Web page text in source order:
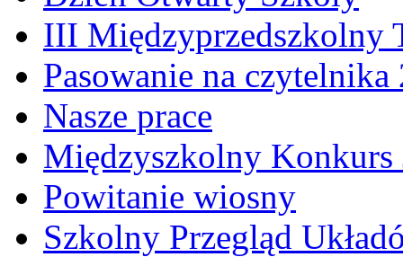
III Międzyprzedszkolny
Pasowanie na czytelnika
Nasze prace
Międzyszkolny
Powitanie wiosny
Szkolny Przegląd